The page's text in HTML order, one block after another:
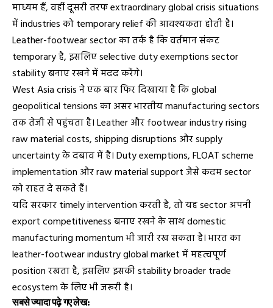
माध्यम हैं, वहीं दूसरी तरफ extraordinary global crisis situations
में industries को temporary relief की आवश्यकता होती है।
Leather-footwear sector का तर्क है कि वर्तमान संकट
temporary है, इसलिए selective duty exemptions sector
stability बनाए रखने में मदद करेंगे।
West Asia crisis ने एक बार फिर दिखाया है कि global
geopolitical tensions का असर भारतीय manufacturing sectors
तक तेजी से पहुंचता है। Leather और footwear industry rising
raw material costs, shipping disruptions और supply
uncertainty के दबाव में है। Duty exemptions, FLOAT scheme
implementation और raw material support जैसे कदम sector
को राहत दे सकते हैं।
यदि सरकार timely intervention करती है, तो यह sector अपनी
export competitiveness बनाए रखने के साथ domestic
manufacturing momentum भी जारी रख सकता है। भारत का
leather-footwear industry global market में महत्वपूर्ण
position रखता है, इसलिए इसकी stability broader trade
ecosystem के लिए भी जरूरी है।
सबसे ज्यादा पढ़े गए लेख: